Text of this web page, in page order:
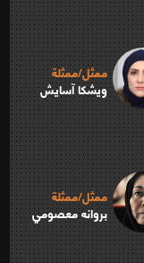
ممثل/ممثلة
ويشكا آسايش
ممثل/ممثلة
بروانه معصومي